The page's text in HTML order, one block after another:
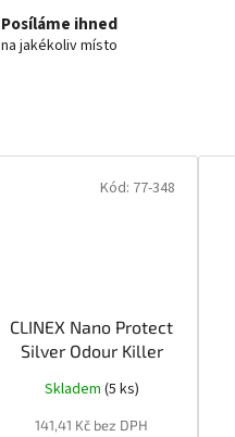
Posíláme ihned
na jakékoliv místo
CLINEX Nano Protect
Silver Odour Killer
Skladem (5 ks)
141,41 Kč bez DPH
Kód: 77-348